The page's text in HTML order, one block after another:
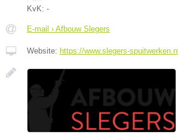
KvK: -
E-mail › Afbouw Slegers
Website: https://www.slegers-spuitwerken.nl